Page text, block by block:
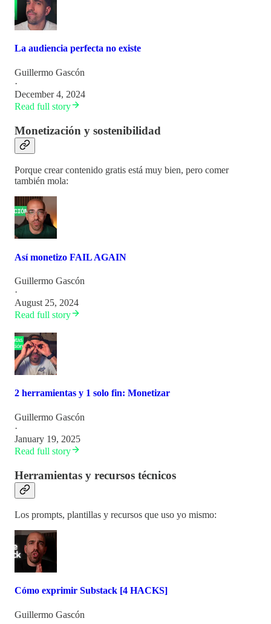
La audiencia perfecta no existe
Guillermo Gascón
·
December 4, 2024
Read full story
Monetización y sostenibilidad
Porque crear contenido gratis está muy bien, pero comer
también mola:
Así monetizo FAIL AGAIN
Guillermo Gascón
·
August 25, 2024
Read full story
2 herramientas y 1 solo fin: Monetizar
Guillermo Gascón
·
January 19, 2025
Read full story
Herramientas y recursos técnicos
Los prompts, plantillas y recursos que uso yo mismo:
Cómo exprimir Substack [4 HACKS]
Guillermo Gascón